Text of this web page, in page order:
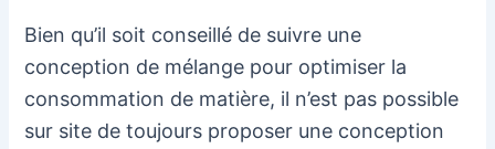
Bien qu’il soit conseillé de suivre une
conception de mélange pour optimiser la
consommation de matière, il n’est pas possible
sur site de toujours proposer une conception